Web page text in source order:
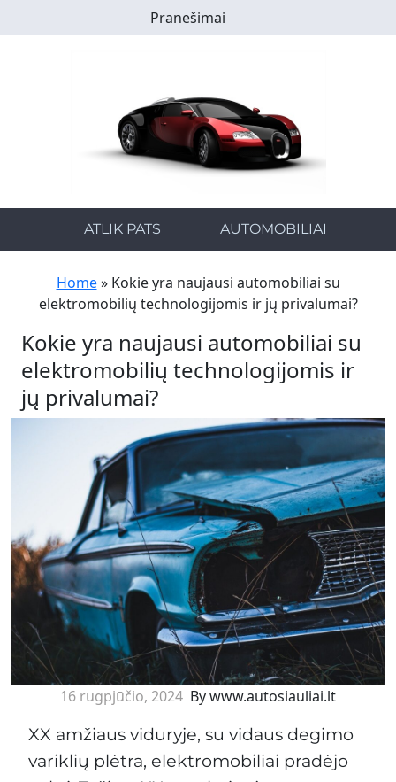
to
Pranešimai
ATLIK PATS AUTOMOBILIAI
Home» Kokie yra naujausi automobiliai su
elektromobilių technologijomis ir jų privalumai?
Kokie yra naujausi automobiliai su
elektromobilių technologijomis ir
jų privalumai?
16 rugpjūčio, 2024 By www.autosiauliai.lt
XX amžiaus viduryje, su vidaus degimo
variklių plėtra, elektromobiliai pradėjo